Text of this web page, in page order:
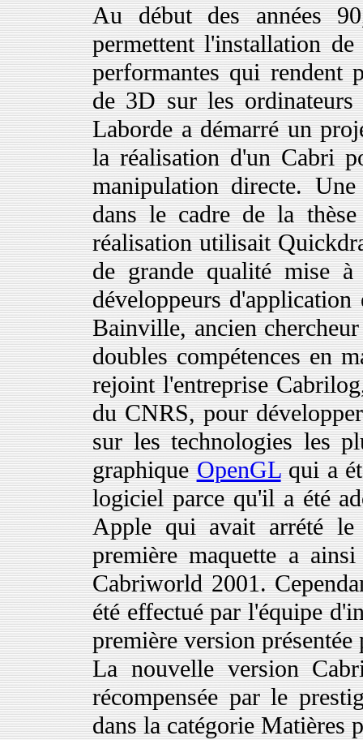
Au début des années
permettent l'installation
performantes qui rendent
de 3D sur les ordinateurs
Laborde a démarré un
la réalisation d'un Cabri
manipulation directe.
dans le cadre de la
réalisation utilisait
de grande qualité mise
développeurs
Bainville, ancien
doubles compétences en
rejoint l'entreprise
du CNRS, pour
sur les technologies les
graphiqueOpenGLqui a
logiciel parce qu'il a été
Apple qui avait arrété
première maquette a
Cabriworld 2001.
été effectué par l'équipe
première version
La nouvelle version
récompensée par le
dans la catégorie Matières